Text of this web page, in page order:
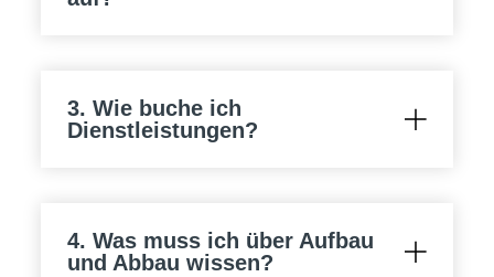
3. Wie buche ich
Dienstleistungen?
4. Was muss ich über Aufbau
und Abbau wissen?